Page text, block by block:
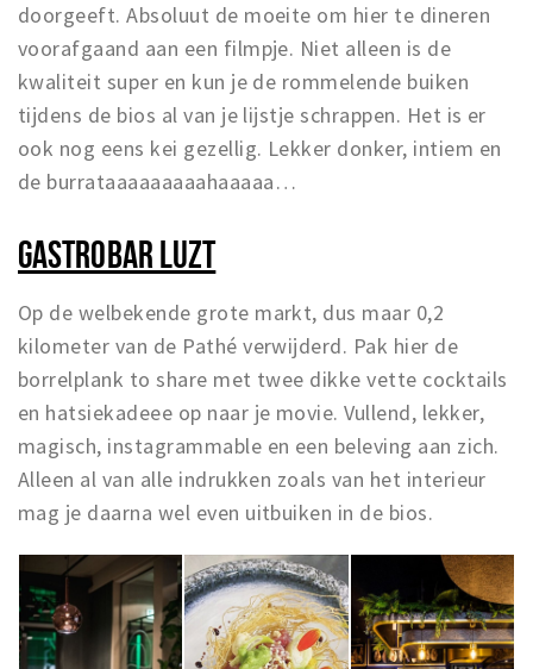
doorgeeft. Absoluut de moeite om hier te dineren
voorafgaand aan een filmpje. Niet alleen is de
kwaliteit super en kun je de rommelende buiken
tijdens de bios al van je lijstje schrappen. Het is er
ook nog eens kei gezellig. Lekker donker, intiem en
de burrataaaaaaaaahaaaaa…
GASTROBAR LUZT
Op de welbekende grote markt, dus maar 0,2
kilometer van de Pathé verwijderd. Pak hier de
borrelplank to share met twee dikke vette cocktails
en hatsiekadeee op naar je movie. Vullend, lekker,
magisch, instagrammable en een beleving aan zich.
Alleen al van alle indrukken zoals van het interieur
mag je daarna wel even uitbuiken in de bios.